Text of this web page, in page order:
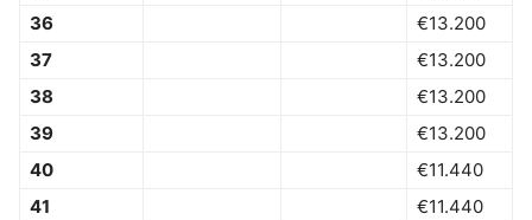
36
€13.200
37
€13.200
38
€13.200
39
€13.200
40
€11.440
41
€11.440